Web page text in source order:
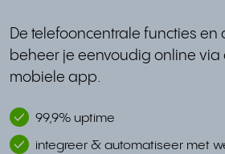
De telefooncentrale functies en
beheer je eenvoudig online via
mobiele app.
99,9% uptime
integreer & automatiseer met